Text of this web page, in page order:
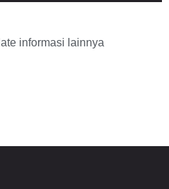
informasi lainnya